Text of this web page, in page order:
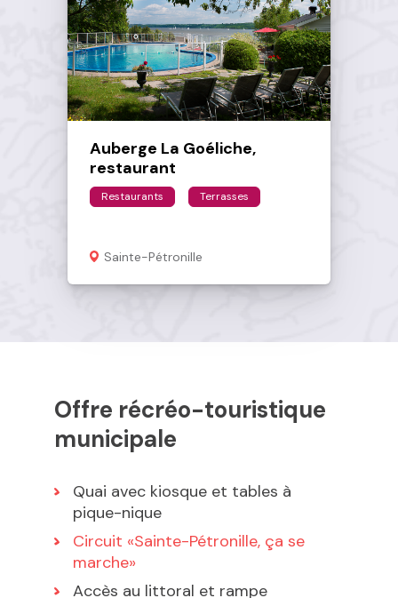
Auberge La Goéliche,
restaurant
Restaurants Terrasses
Sainte-Pétronille
Offre récréo-touristique
municipale
Quai avec kiosque et tables à
pique-nique
Circuit «Sainte-Pétronille, ça se
marche»
Accès au littoral et rampe